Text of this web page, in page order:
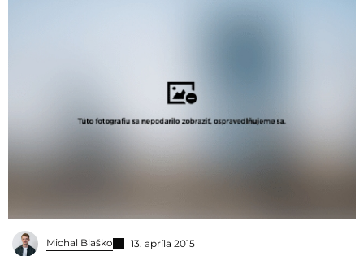
Michal Blaško 13. apríla 2015